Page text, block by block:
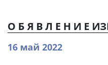
О Б Я В Л Е Н И Е
16 май 2022